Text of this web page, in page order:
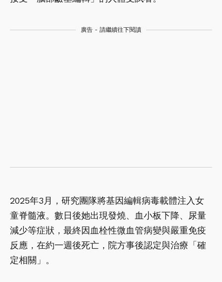
廣告 - 請繼續往下閱讀
2025年3月，研究團隊將基因編輯病毒載體注入女
童脊髓液。數日後她出現發燒、血小板下降、尿量
減少等症狀，最終因血栓性微血管病變與嚴重免疫
反應，在約一週後死亡，院方事後認定與治療「確
定相關」。